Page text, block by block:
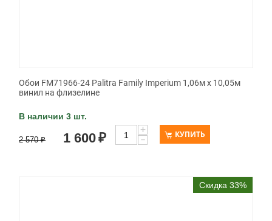
Обои FM71966-24 Palitra Family Imperium 1,06м х 10,05м
винил на флизелине
В наличии 3 шт.
2 570 ₽ 1 600₽
+
−
КУПИТЬ
Скидка 33%